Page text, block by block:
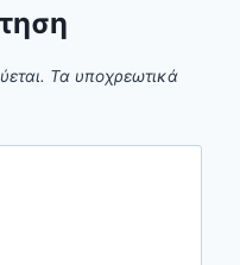
Τα υποχρεωτικά